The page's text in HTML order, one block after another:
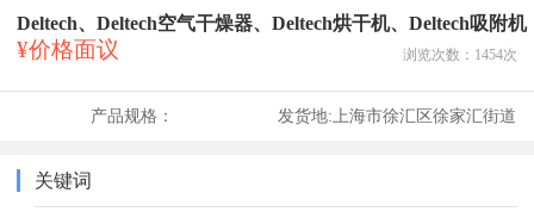
Deltech、Deltech空气干燥器、Deltech烘干机、Deltech吸附机
¥价格面议 浏览次数： 1454次
产品规格： 发货地:上海市徐汇区徐家汇街道
关键词